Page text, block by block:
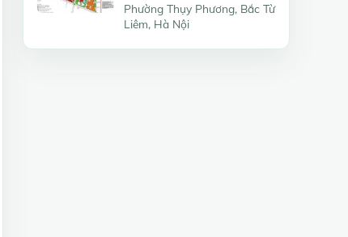
Phường Thụy Phương, Bắc Từ
Liêm, Hà Nội